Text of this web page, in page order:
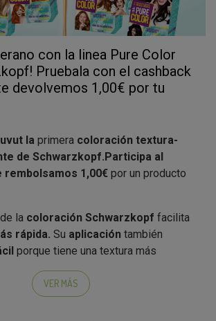
con la linea Pure Color
Pruebala con el cashback
devolvemos 1,00€ por tu
la primera coloración textura-
de Schwarzkopf.Participa al
rembolsamos 1,00€ por un producto
la coloración Schwarzkopf facilita
rápida. Su aplicación también
porque tiene una textura más
que ayuda a repartir la mezcla
VER MÁS